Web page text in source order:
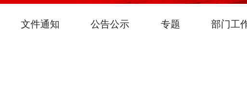
文件通知 公告公示 专题 部门工